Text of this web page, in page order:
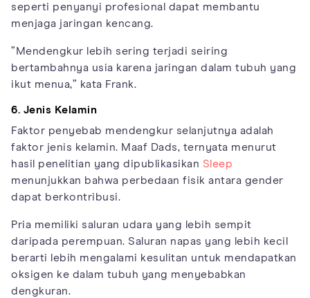
seperti penyanyi profesional dapat membantu
menjaga jaringan kencang.
”Mendengkur lebih sering terjadi seiring
bertambahnya usia karena jaringan dalam tubuh yang
ikut menua,” kata Frank.
6. Jenis Kelamin
Faktor penyebab mendengkur selanjutnya adalah
faktor jenis kelamin. Maaf Dads, ternyata menurut
hasil penelitian yang dipublikasikan Sleep
menunjukkan bahwa perbedaan fisik antara gender
dapat berkontribusi.
Pria memiliki saluran udara yang lebih sempit
daripada perempuan. Saluran napas yang lebih kecil
berarti lebih mengalami kesulitan untuk mendapatkan
oksigen ke dalam tubuh yang menyebabkan
dengkuran.